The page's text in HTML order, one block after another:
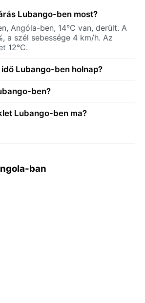
Lubango-ben most?
Angóla-ben, 14°C van, derült. A
a szél sebessége 4 km/h. Az
12°C.
Lubango-ben holnap?
ben?
Lubango-ben ma?
ban